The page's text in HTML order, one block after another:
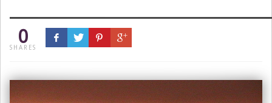
0
SHARES